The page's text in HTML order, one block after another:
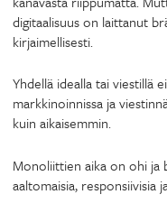
digitaalisuus on laittanut
kirjaimellisesti.
Yhdellä idealla tai viestillä
markkinoinnissa ja
kuin aikaisemmin.
Monoliittien aika on ohi ja
aaltomaisia, responsiivisia